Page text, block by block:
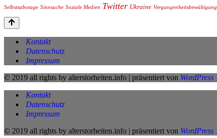
Selbstsabotage Sinnsuche Soziale Medien Twitter Ukraine Vergangenheitsbewältigung
Kontakt
Datenschutz
Impressum
© 2019 all rights by alterstorheiten.info | präsentiert von WordPress
Kontakt
Datenschutz
Impressum
© 2019 all rights by alterstorheiten.info | präsentiert von WordPress